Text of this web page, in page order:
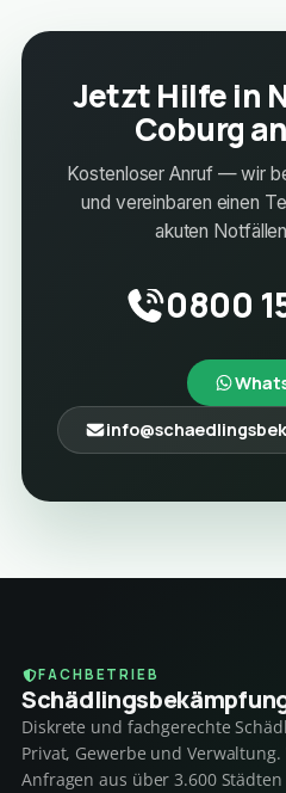
Jetzt Hilfe in
Coburg
Kostenloser Anruf — wir
und vereinbaren einen
akuten
0800
FACHBETRIEB
Diskrete und fachgerechte
Privat, Gewerbe und
Anfragen aus über 3.600